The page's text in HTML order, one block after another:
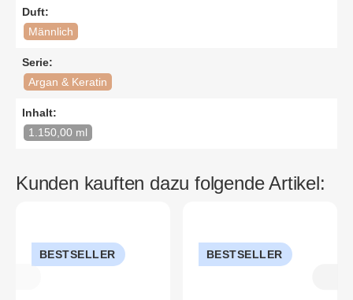
Duft:
Männlich
Serie:
Argan & Keratin
Inhalt:
1.150,00 ml
Kunden kauften dazu folgende Artikel:
BESTSELLER BESTSELLER